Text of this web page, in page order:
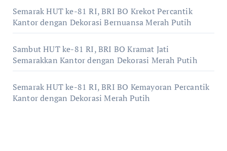
Semarak HUT ke-81 RI, BRI BO Krekot Percantik
Kantor dengan Dekorasi Bernuansa Merah Putih
Sambut HUT ke-81 RI, BRI BO Kramat Jati
Semarakkan Kantor dengan Dekorasi Merah Putih
Semarak HUT ke-81 RI, BRI BO Kemayoran Percantik
Kantor dengan Dekorasi Merah Putih